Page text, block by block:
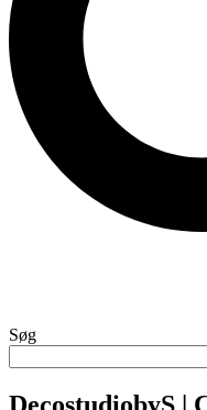
Søg